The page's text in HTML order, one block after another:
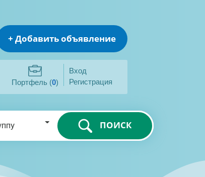
+ Добавить объявление
Портфель (0)
Вход
Регистрация
ПОИСК